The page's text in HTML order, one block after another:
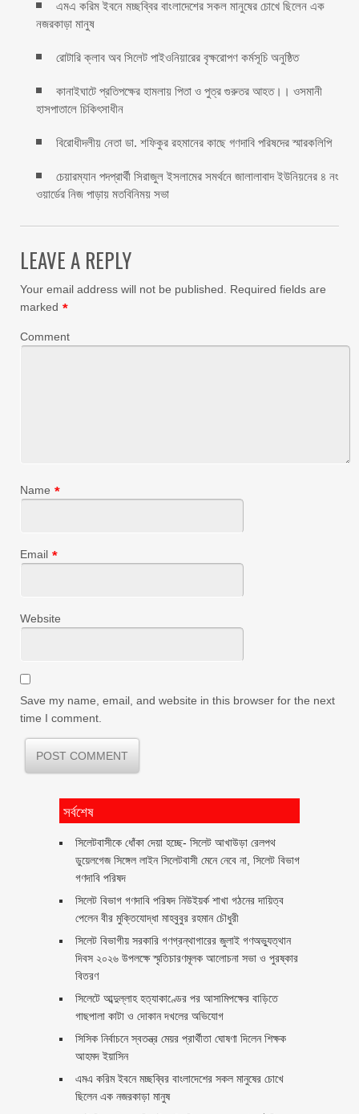
এমএ করিম ইবনে মচ্ছব্বির বাংলাদেশের সকল মানুষের চোখে ছিলেন এক
নজরকাড়া মানুষ ‎
রোটারি ক্লাব অব সিলেট পাইওনিয়ারের বৃক্ষরোপণ কর্মসূচি অনুষ্ঠিত
কানাইঘাটে প্রতিপক্ষের হামলায় পিতা ও পুত্র গুরুতর আহত।। ওসমানী
হাসপাতালে চিকিৎসাধীন
বিরোধীদলীয় নেতা ডা. শফিকুর রহমানের কাছে গণদাবি পরিষদের স্মারকলিপি ‎
চেয়ারম্যান পদপ্রার্থী সিরাজুল ইসলামের সমর্থনে জালালাবাদ ইউনিয়নের ৪ নং
ওয়ার্ডের নিজ পাড়ায় মতবিনিময় সভা
LEAVE A REPLY
Your email address will not be published.
Required fields are
marked *
Comment
Name *
Email *
Website
Save my name, email, and website in this browser for the next
time I comment.
সর্বশেষ
‎সিলেটবাসীকে ধোঁকা দেয়া হচ্ছে- সিলেট আখাউড়া রেলপথ
ডুয়েলগেজ সিঙ্গেল লাইন সিলেটবাসী মেনে নেবে না, সিলেট বিভাগ
গণদাবি পরিষদ
সিলেট বিভাগ গণদাবি পরিষদ নিউইয়র্ক শাখা গঠনের দায়িত্ব
পেলেন বীর মুক্তিযোদ্ধা মাহবুবুর রহমান চৌধুরী ‎ ‎
সিলেট বিভাগীয় সরকারি গণগ্রন্থাগারের জুলাই গণঅভ্যুত্থান
দিবস ২০২৬ উপলক্ষে স্মৃতিচারণমূলক আলোচনা সভা ও পুরষ্কার
বিতরণ ‎ ‎
সিলেটে আব্দুল্লাহ হত্যাকাণ্ডের পর আসামিপক্ষের বাড়িতে
গাছপালা কাটা ও দোকান দখলের অভিযোগ
সিসিক নির্বাচনে স্বতন্ত্র মেয়র প্রার্থীতা ঘোষণা দিলেন শিক্ষক
আহমদ ইয়াসিন
এমএ করিম ইবনে মচ্ছব্বির বাংলাদেশের সকল মানুষের চোখে
ছিলেন এক নজরকাড়া মানুষ ‎